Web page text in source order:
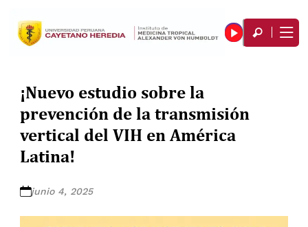
¡Nuevo estudio sobre la
prevención de la transmisión
vertical del VIH en América
Latina!
junio 4, 2025